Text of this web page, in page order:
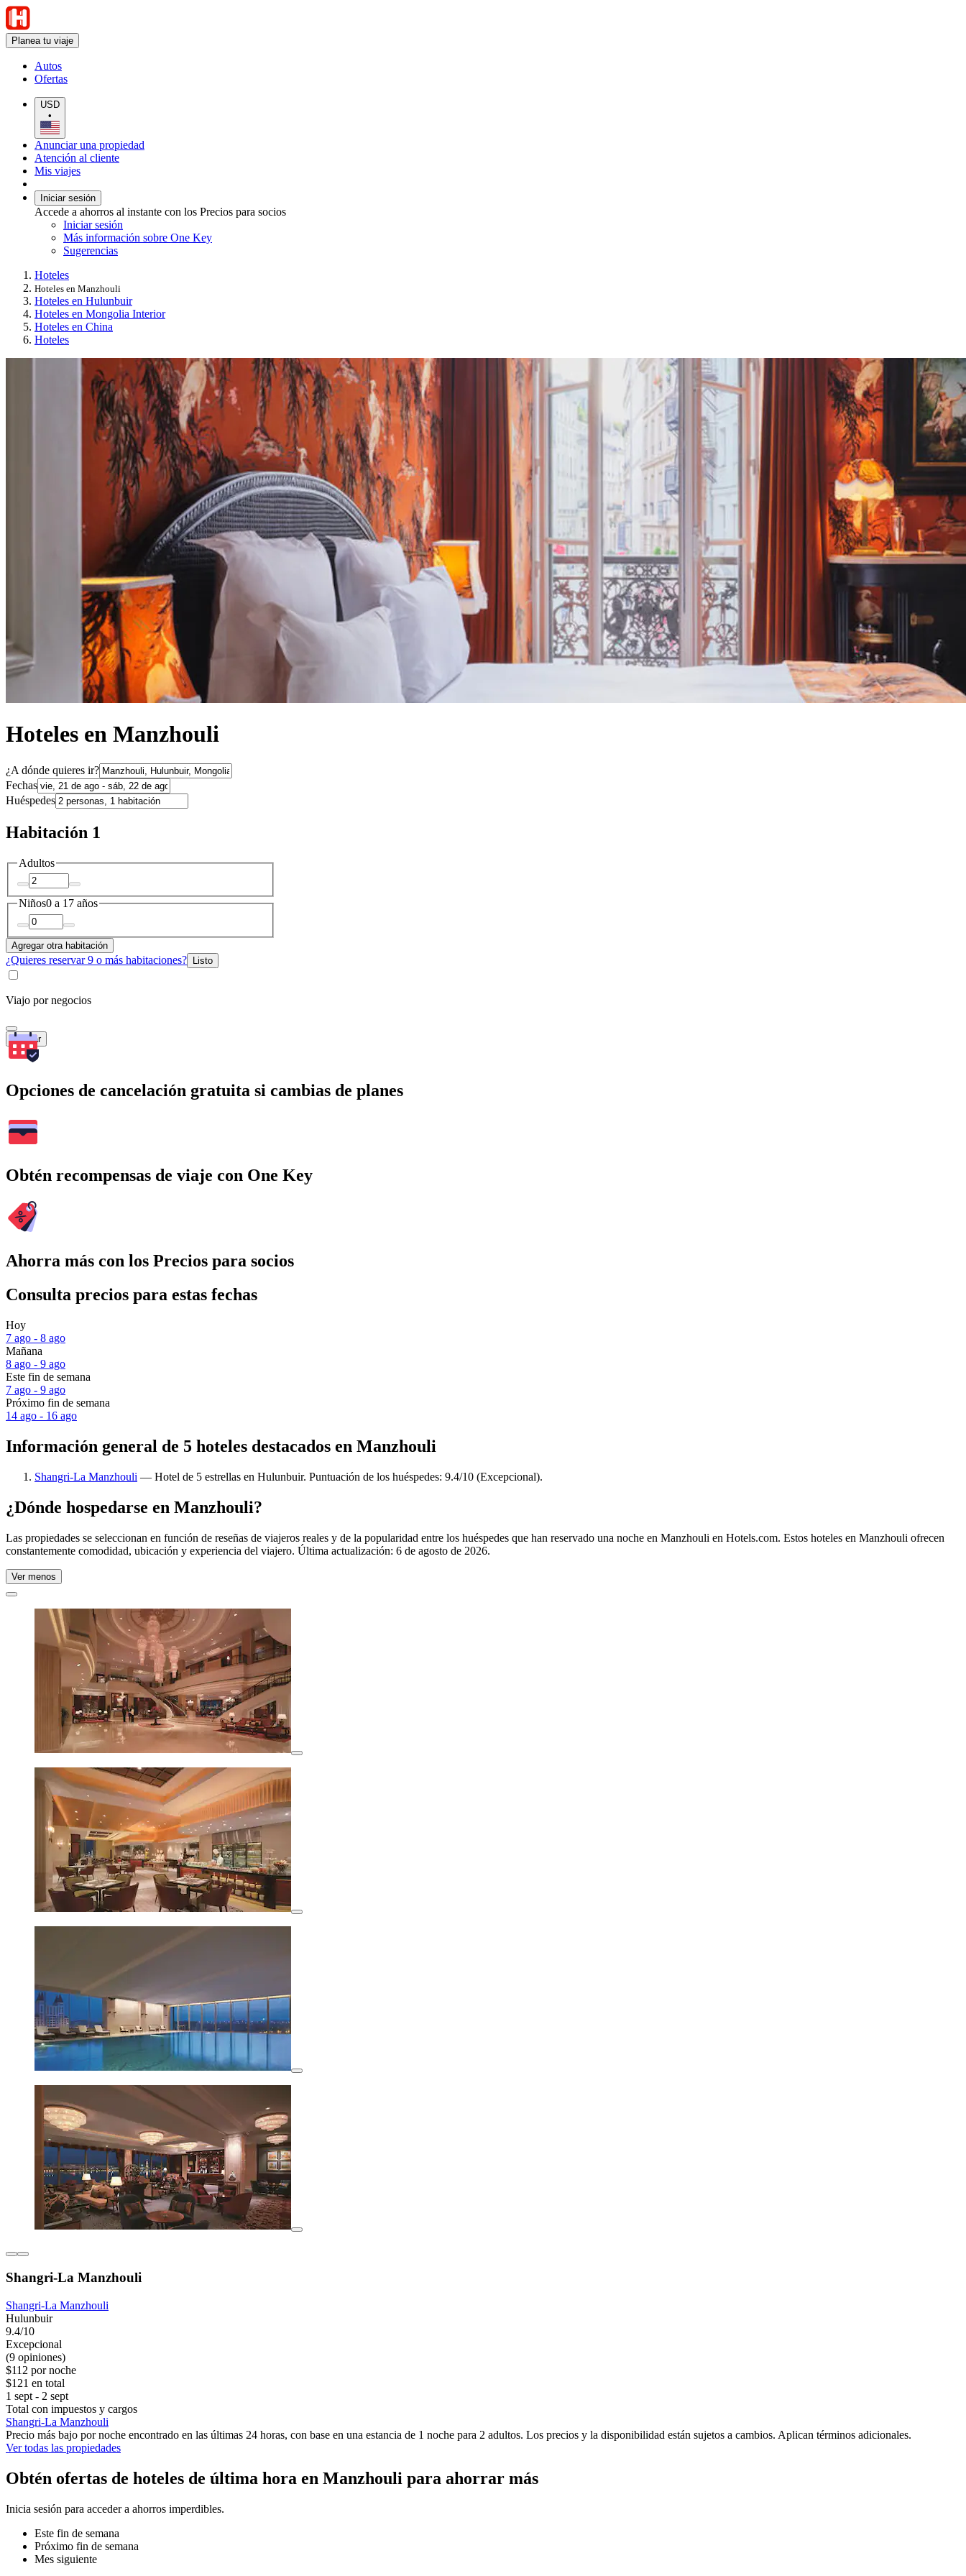
Planea tu viaje
Autos
Ofertas
USD
•
Anunciar una propiedad
Atención al cliente
Mis viajes
Iniciar sesión
Accede a ahorros al instante con los Precios para socios
Iniciar sesión
Más información sobre One Key
Sugerencias
Hoteles
Hoteles en Manzhouli
Hoteles en Hulunbuir
Hoteles en Mongolia Interior
Hoteles en China
Hoteles
Hoteles en Manzhouli
¿A dónde quieres ir?
Fechas
Huéspedes
Habitación 1
Adultos
Niños0 a 17 años
Agregar otra habitación
¿Quieres reservar 9 o más habitaciones? Listo
Viajo por negocios
Buscar
Opciones de cancelación gratuita si cambias de planes
Obtén recompensas de viaje con One Key
Ahorra más con los Precios para socios
Consulta precios para estas fechas
Hoy
7 ago - 8 ago
Mañana
8 ago - 9 ago
Este fin de semana
7 ago - 9 ago
Próximo fin de semana
14 ago - 16 ago
Información general de 5 hoteles destacados en Manzhouli
Shangri-La Manzhouli — Hotel de 5 estrellas en Hulunbuir. Puntuación de los huéspedes: 9.4/10 (Excepcional).
¿Dónde hospedarse en Manzhouli?
Las propiedades se seleccionan en función de reseñas de viajeros reales y de la popularidad entre los huéspedes que han reservado una noche en Manzhouli en Hotels.com. Estos hoteles en Manzhouli ofrecen
constantemente comodidad, ubicación y experiencia del viajero. Última actualización: 6 de agosto de 2026.
Ver menos
Shangri-La Manzhouli
Shangri-La Manzhouli
Hulunbuir
9.4/10
Excepcional
(9 opiniones)
$112 por noche
$121 en total
1 sept - 2 sept
Total con impuestos y cargos
Shangri-La Manzhouli
Precio más bajo por noche encontrado en las últimas 24 horas, con base en una estancia de 1 noche para 2 adultos. Los precios y la disponibilidad están sujetos a cambios. Aplican términos adicionales.
Ver todas las propiedades
Obtén ofertas de hoteles de última hora en Manzhouli para ahorrar más
Inicia sesión para acceder a ahorros imperdibles.
Este fin de semana
Próximo fin de semana
Mes siguiente